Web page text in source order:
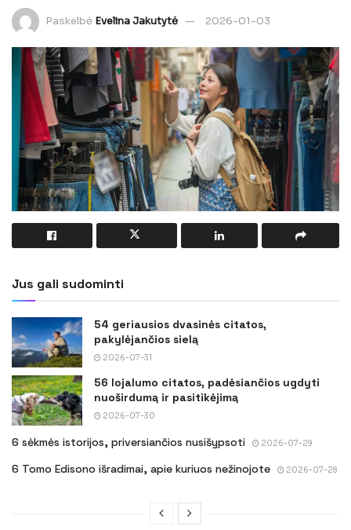
Paskelbė Evelina Jakutytė 2026-01-03
Jus gali sudominti
54 geriausios dvasinės citatos,
pakylėjančios sielą
2026-07-31
56 lojalumo citatos, padėsiančios ugdyti
nuoširdumą ir pasitikėjimą
2026-07-30
6 sėkmės istorijos, priversiančios nusišypsoti 2026-07-29
6 Tomo Edisono išradimai, apie kuriuos nežinojote 2026-07-28